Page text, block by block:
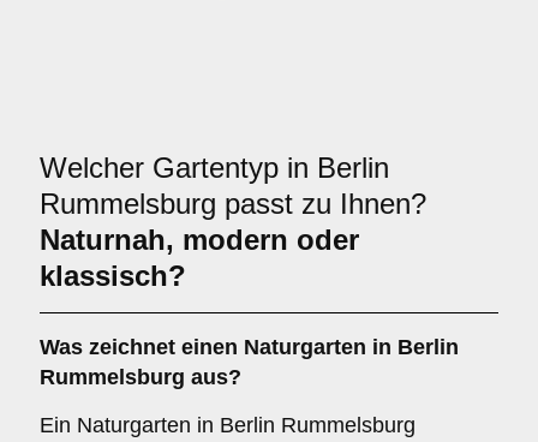
Welcher Gartentyp in Berlin
Rummelsburg passt zu Ihnen?
Naturnah, modern oder
klassisch?
Was zeichnet einen Naturgarten in Berlin
Rummelsburg aus?
Ein Naturgarten in Berlin Rummelsburg